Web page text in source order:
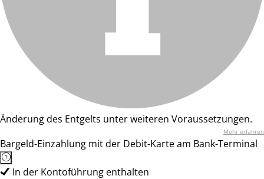
Änderung des Entgelts unter weiteren Voraussetzungen.
Mehr erfahren
Bargeld-Einzahlung mit der Debit-Karte am Bank-Terminal
In der Kontoführung enthalten